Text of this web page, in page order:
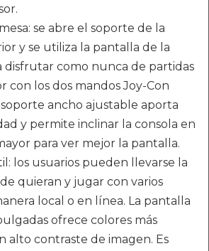
se abre el soporte de la
y se utiliza la pantalla de la
disfrutar como nunca de partidas
con los dos mandos Joy-Con
ancho ajustable aporta
y permite inclinar la consola en
para ver mejor la pantalla.
los usuarios pueden llevarse la
quieran y jugar con varios
local o en línea. La pantalla
ofrece colores más
alto contraste de imagen. Es